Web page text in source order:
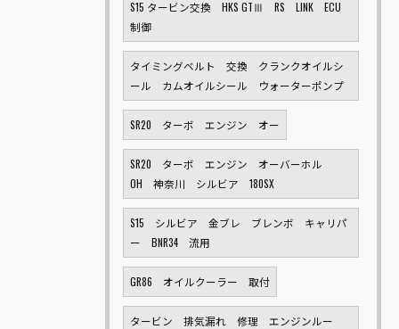
S15 タービン交換 HKS GTⅢ RS LINK ECU
制御
タイミングベルト 交換 クランクオイルシ
ール カムオイルシール ウォーターポンプ
SR20 ターボ エンジン オー
SR20 ターボ エンジン オーバーホル
OH 神奈川 シルビア 180SX
S15 シルビア 金ブレ ブレンボ キャリパ
ー BNR34 流用
GR86 オイルクーラー 取付
タービン 排気漏れ 修理 エンジンルー